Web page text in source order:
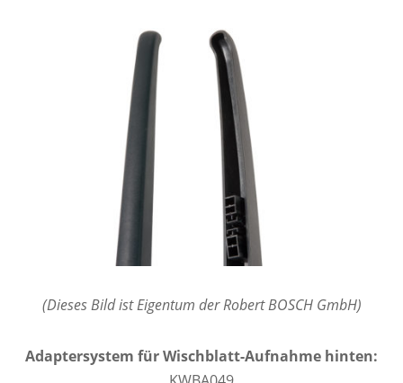
(Dieses Bild ist Eigentum der Robert BOSCH GmbH)
Adaptersystem für Wischblatt-Aufnahme hinten: